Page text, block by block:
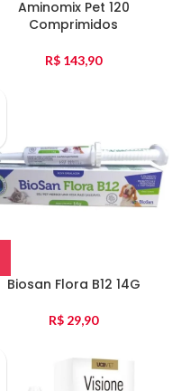
Aminomix Pet 120
Comprimidos
R$ 143,90
Biosan Flora B12 14G
R$ 29,90